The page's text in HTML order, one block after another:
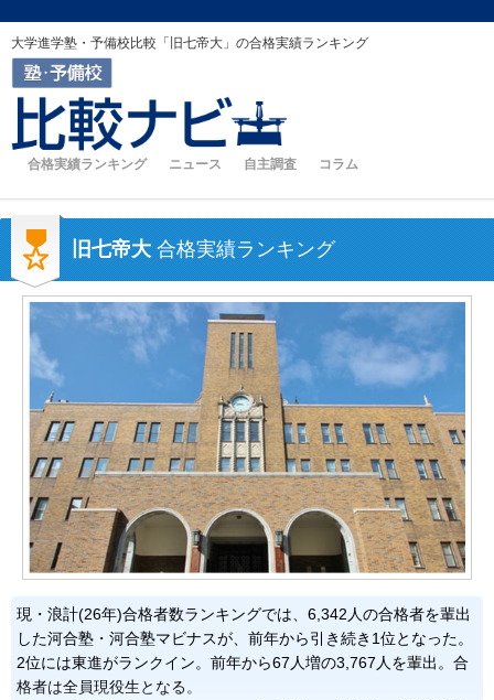
大学進学塾・予備校比較「旧七帝大」の合格実績ランキング
合格実績ランキング ニュース 自主調査 コラム
旧七帝大 合格実績ランキング
現・浪計(26年)合格者数ランキングでは、6,342人の合格者を輩出
した河合塾・河合塾マビナスが、前年から引き続き1位となった。
2位には東進がランクイン。前年から67人増の3,767人を輩出。合
格者は全員現役生となる。